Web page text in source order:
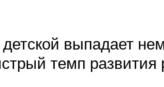
выпадает
темп